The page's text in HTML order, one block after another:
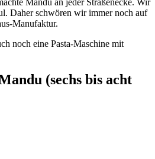
Daher schwören wir immer noch auf
Manufaktur.
noch eine Pasta-Maschine mit
(sechs bis acht